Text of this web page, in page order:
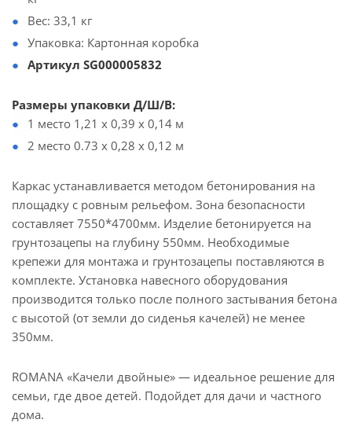
Вес: 33,1 кг
Упаковка: Картонная коробка
Артикул SG000005832
Размеры упаковки Д/Ш/В:
1 место 1,21 х 0,39 х 0,14 м
2 место 0.73 x 0,28 х 0,12 м
Каркас устанавливается методом бетонирования на
площадку с ровным рельефом. Зона безопасности
составляет 7550*4700мм. Изделие бетонируется на
грунтозацепы на глубину 550мм. Необходимые
крепежи для монтажа и грунтозацепы поставляются в
комплекте. Установка навесного оборудования
производится только после полного застывания бетона
с высотой (от земли до сиденья качелей) не менее
350мм.
ROMANA «Качели двойные» — идеальное решение для
семьи, где двое детей. Подойдет для дачи и частного
дома.